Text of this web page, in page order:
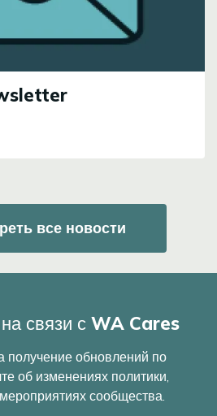
все новости
связи с WA Cares
получение обновлений по
об изменениях политики,
сообщества.